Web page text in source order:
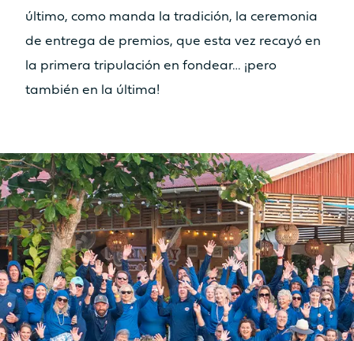
último, como manda la tradición, la ceremonia
de entrega de premios, que esta vez recayó en
la primera tripulación en fondear… ¡pero
también en la última!